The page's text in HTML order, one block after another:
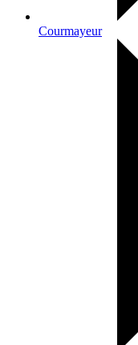
Courmayeur